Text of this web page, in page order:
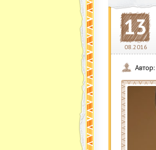
13
08.2016
Автор: